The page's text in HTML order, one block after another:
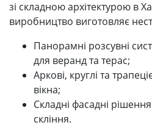
зі складною архітектурою в
виробництво виготовляє
Панорамні розсувні
для веранд та терас;
Аркові, круглі та
вікна;
Складні фасадні
скління.